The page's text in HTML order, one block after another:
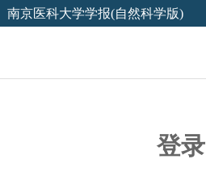
南京医科大学学报(自然科学版)
登录